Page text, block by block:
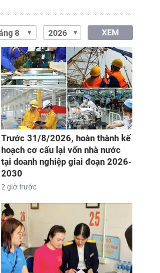
XEM
Trước 31/8/2026, hoàn thành kế
hoạch cơ cấu lại vốn nhà nước
tại doanh nghiệp giai đoạn 2026-
2030
2 giờ trước